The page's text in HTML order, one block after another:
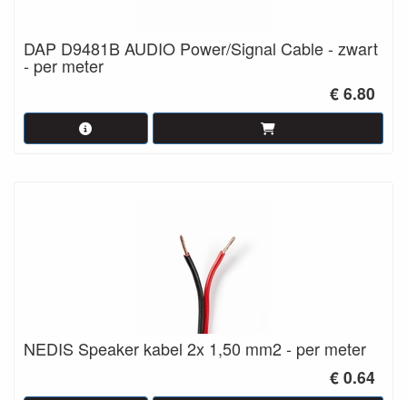
DAP D9481B AUDIO Power/Signal Cable - zwart
- per meter
€ 6.80
NEDIS Speaker kabel 2x 1,50 mm2 - per meter
€ 0.64